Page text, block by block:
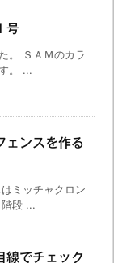
号
。 ＳＡＭのカラ
。 ...
ンスを作る
ミッチャクロン
段 ...
でチェック